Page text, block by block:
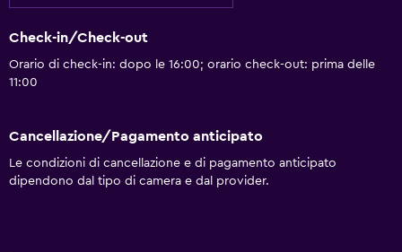
Check-in/Check-out
Orario di check-in: dopo le 16:00; orario check-out: prima delle
11:00
Cancellazione/Pagamento anticipato
Le condizioni di cancellazione e di pagamento anticipato
dipendono dal tipo di camera e dal provider.